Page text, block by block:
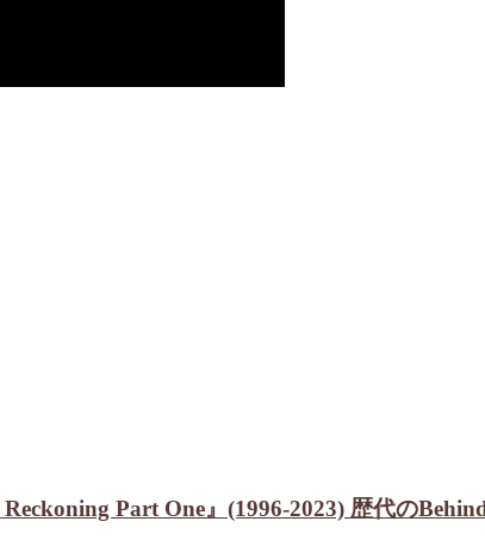
Part One』(1996-2023) 歴代の